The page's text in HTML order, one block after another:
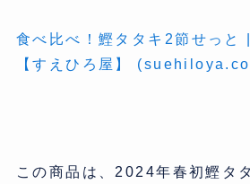
食べ比べ！鰹タタキ2節せっと
【すえひろ屋】
この商品は、2024年春初鰹タ